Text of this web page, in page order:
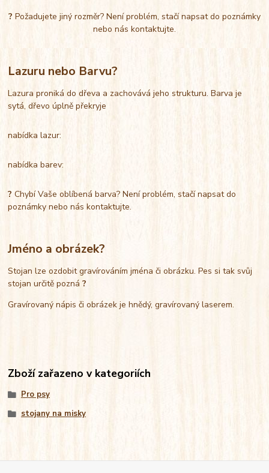
? Požadujete jiný rozměr? Není problém, stačí napsat do poznámky
nebo nás kontaktujte.
Lazuru nebo Barvu?
Lazura proniká do dřeva a zachovává jeho strukturu. Barva je
sytá, dřevo úplně překryje
nabídka lazur:
nabídka barev:
?Chybí Vaše oblíbená barva? Není problém, stačí napsat do
poznámky nebo nás kontaktujte.
Jméno a obrázek?
Stojan lze ozdobit gravírováním jména či obrázku. Pes si tak svůj
stojan určitě pozná?
Gravírovaný nápis či obrázek je hnědý, gravírovaný laserem.
Zboží zařazeno v kategoriích
Pro psy
stojany na misky